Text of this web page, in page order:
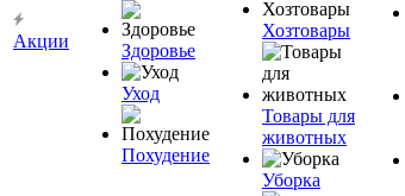
Акции Здоровье
Уход
Похудение
Хозтовары
Товары для
животных
Уборка